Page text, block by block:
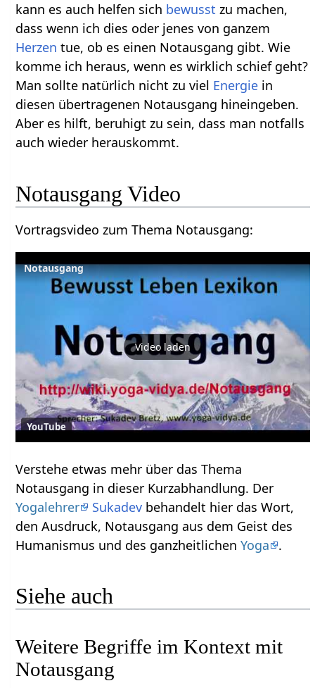
kann es auch helfen sich bewusst zu machen,
dass wenn ich dies oder jenes von ganzem
Herzen tue, ob es einen Notausgang gibt. Wie
komme ich heraus, wenn es wirklich schief geht?
Man sollte natürlich nicht zu viel Energie in
diesen übertragenen Notausgang hineingeben.
Aber es hilft, beruhigt zu sein, dass man notfalls
auch wieder herauskommt.
Notausgang‏‎ Video
Vortragsvideo zum Thema Notausgang‏‎:
Notausgang‏‎
Video laden
YouTube
Verstehe etwas mehr über das Thema
Notausgang‏‎ in dieser Kurzabhandlung. Der
Yogalehrer
Sukadev behandelt hier das Wort,
den Ausdruck, Notausgang‏‎ aus dem Geist des
Humanismus und des ganzheitlichenYoga .
Siehe auch
Weitere Begriffe im Kontext mit